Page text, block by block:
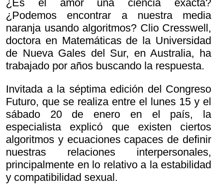
¿Es el amor una ciencia exacta?
¿Podemos encontrar a nuestra media
naranja usando algoritmos? Clio Cresswell,
doctora en Matemáticas de la Universidad
de Nueva Gales del Sur, en Australia, ha
trabajado por años buscando la respuesta.
Invitada a la séptima edición del Congreso
Futuro, que se realiza entre el lunes 15 y el
sábado 20 de enero en el país, la
especialista explicó que existen ciertos
algoritmos y ecuaciones capaces de definir
nuestras relaciones interpersonales,
principalmente en lo relativo a la estabilidad
y compatibilidad sexual.